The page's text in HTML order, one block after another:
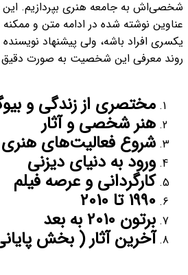
شخصی‌اش به جامعه هنری بپردازیم. این
عناوین نوشته شده در ادامه متن و
یکسری افراد باشه، ولی پیشنهاد
روند معرفی این شخصیت به صورت دقیق
مختصری از زندگی و
هنر شخصی و آثار
شروع فعالیت‌های هنری
ورود به دنیای دیزنی
کارگردانی و عرصه فیلم
1990 تا 2010
برتون 2010 به بعد
آخرین آثار ( بخش